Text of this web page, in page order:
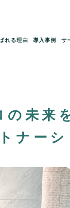
れる理由 導入事例 サ
の未来
ナーシ